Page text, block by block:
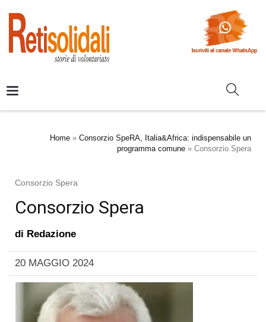
Home » Consorzio SpeRA, Italia&Africa: indispensabile un
programma comune » Consorzio Spera
Consorzio Spera
Consorzio Spera
di Redazione
20 MAGGIO 2024